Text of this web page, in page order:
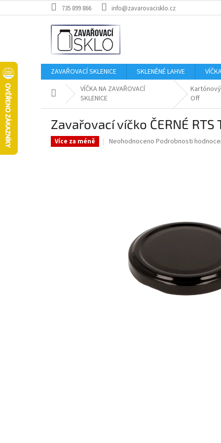
na
735 899 866 info@zavarovacisklo.cz
ZAVAŘOVACÍ SKLENICE SKLENĚNÉ LAHVE
Domů VÍČKA NA ZAVAŘOVACÍ
SKLENICE
Off
Zavařovací víčko ČERNÉ RTS
Více za méně
Průměrné
Neohodnoceno Podrobnosti